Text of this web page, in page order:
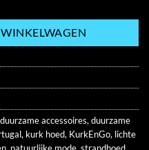
duurzame accessoires, duurzame
, kurk hoed, KurkEnGo, lichte
, natuurlijke mode, strandhoed,